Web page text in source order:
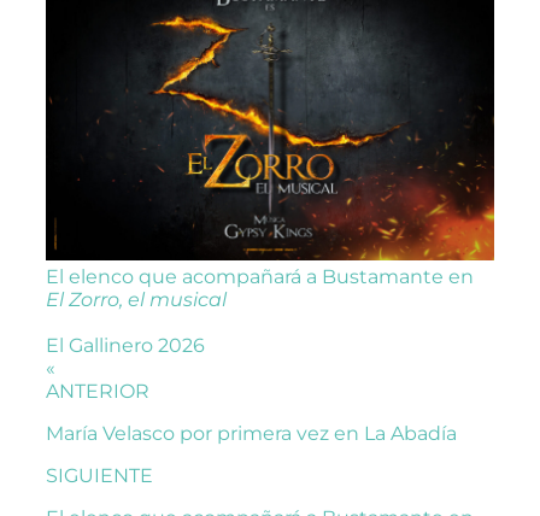
El elenco que acompañará a Bustamante en
El Zorro, el musical
El Gallinero 2026
«
ANTERIOR
María Velasco por primera vez en La Abadía
SIGUIENTE